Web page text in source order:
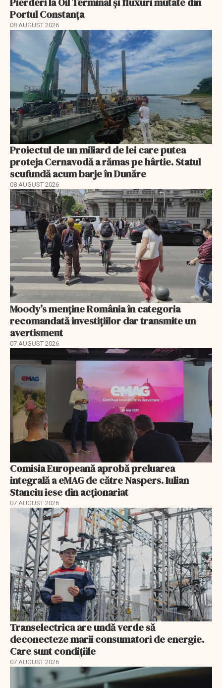
Portul Constanța
08 AUGUST 2026
Proiectul de un miliard de lei care putea
proteja Cernavodă a rămas pe hârtie. Statul
scufundă acum barje în Dunăre
08 AUGUST 2026
Moody’s menține România în categoria
recomandată investițiilor dar transmite un
avertisment
07 AUGUST 2026
Comisia Europeană aprobă preluarea
integrală a eMAG de către Naspers. Iulian
Stanciu iese din acționariat
07 AUGUST 2026
Transelectrica are undă verde să
deconecteze marii consumatori de energie.
Care sunt condițiile
07 AUGUST 2026